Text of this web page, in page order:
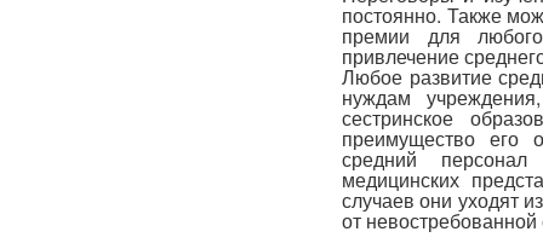
постоянно. Также
премии для
привлечение
Любое развитие
нуждам
сестринское
преимущество его
средний
медицинских
случаев они уходят
от